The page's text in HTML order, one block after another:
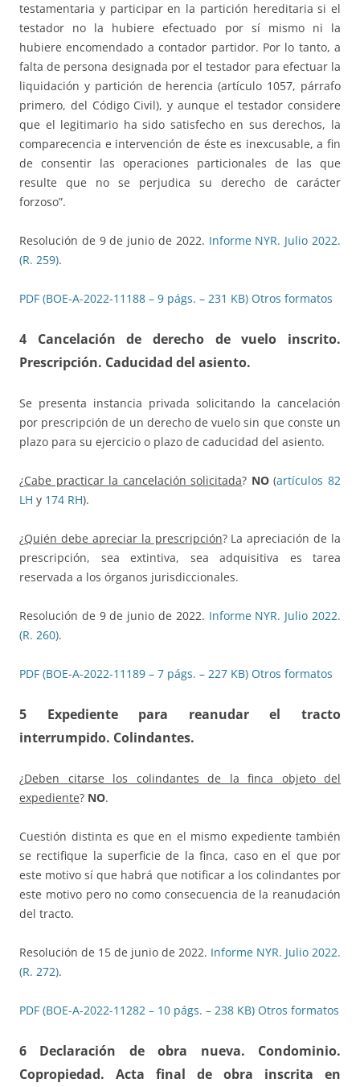
testamentaria y participar en la partición hereditaria si el
testador no la hubiere efectuado por sí mismo ni la
hubiere encomendado a contador partidor. Por lo tanto, a
falta de persona designada por el testador para efectuar la
liquidación y partición de herencia (artículo 1057, párrafo
primero, del Código Civil), y aunque el testador considere
que el legitimario ha sido satisfecho en sus derechos, la
comparecencia e intervención de éste es inexcusable, a fin
de consentir las operaciones particionales de las que
resulte que no se perjudica su derecho de carácter
forzoso”.
Resolución de 9 de junio de 2022. Informe NYR. Julio 2022.
(R. 259).
PDF (BOE-A-2022-11188 – 9 págs. – 231 KB) Otros formatos
4 Cancelación de derecho de vuelo inscrito.
Prescripción. Caducidad del asiento.
Se presenta instancia privada solicitando la cancelación
por prescripción de un derecho de vuelo sin que conste un
plazo para su ejercicio o plazo de caducidad del asiento.
¿Cabe practicar la cancelación solicitada? NO(artículos 82
LH y 174 RH).
¿Quién debe apreciar la prescripción? La apreciación de la
prescripción, sea extintiva, sea adquisitiva es tarea
reservada a los órganos jurisdiccionales.
Resolución de 9 de junio de 2022. Informe NYR. Julio 2022.
(R. 260).
PDF (BOE-A-2022-11189 – 7 págs. – 227 KB) Otros formatos
5 Expediente para reanudar el tracto
interrumpido. Colindantes.
¿Deben citarse los colindantes de la finca objeto del
expediente? NO.
Cuestión distinta es que en el mismo expediente también
se rectifique la superficie de la finca, caso en el que por
este motivo sí que habrá que notificar a los colindantes por
este motivo pero no como consecuencia de la reanudación
del tracto.
Resolución de 15 de junio de 2022. Informe NYR. Julio 2022.
(R. 272).
PDF (BOE-A-2022-11282 – 10 págs. – 238 KB) Otros formatos
6 Declaración de obra nueva. Condominio.
Copropiedad. Acta final de obra inscrita en